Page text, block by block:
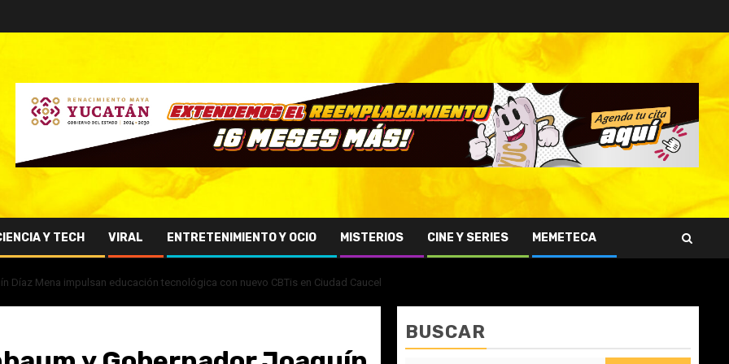
Y TECH VIRAL ENTRETENIMIENTO Y OCIO MISTERIOS CINE Y SERIES MEMETECA
Díaz Mena impulsan educación tecnológica con nuevo CBTis en Ciudad Caucel
BUSCAR